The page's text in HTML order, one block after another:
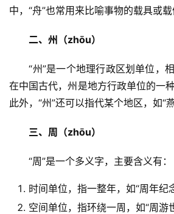
中，“舟”也常用来比喻事物的载具或载
二、州（zhōu）
“州”是一个地理行政区划单位，相
在中国古代，州是地方行政单位的一
此外，“州”还可以指代某个地区，如“燕
三、周（zhōu）
“周”是一个多义字，主要含义有：
时间单位，指一整年，如“周年纪念
空间单位，指环绕一周，如“周游